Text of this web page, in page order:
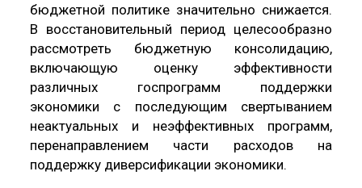
бюджетной политике значительно снижается.
В восстановительный период целесообразно
рассмотреть бюджетную консолидацию,
включающую оценку эффективности
различных госпрограмм поддержки
экономики с последующим свертыванием
неактуальных и неэффективных программ,
перенаправлением части расходов на
поддержку диверсификации экономики.